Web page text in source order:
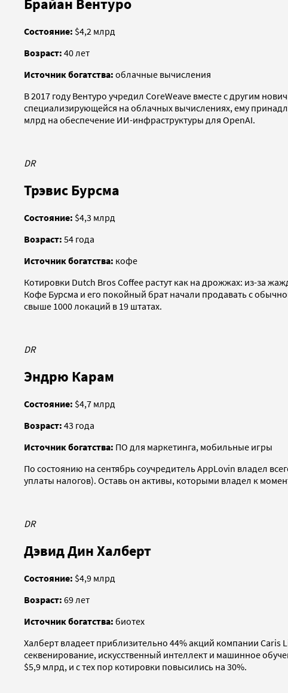
Брайан Вентуро
Состояние: $4,2 млрд
Возраст: 40 лет
Источник богатства: облачные вычисления
В 2017 году Вентуро учредил CoreWeave вместе с другим
специализирующейся на облачных вычислениях, ему
млрд на обеспечение ИИ-инфраструктуры для OpenAI.
DR
Трэвис Бурсма
Состояние: $4,3 млрд
Возраст: 54 года
Источник богатства: кофе
Котировки Dutch Bros Coffee растут как на дрожжах: из-за
Кофе Бурсма и его покойный брат начали продавать c
свыше 1000 локаций в 19 штатах.
DR
Эндрю Карам
Состояние: $4,7 млрд
Возраст: 43 года
Источник богатства: ПО для маркетинга, мобильные игры
По состоянию на сентябрь соучредитель AppLovin владел
уплаты налогов). Оставь он активы, которыми владел к
DR
Дэвид Дин Халберт
Состояние: $4,9 млрд
Возраст: 69 лет
Источник богатства: биотех
Халберт владеет приблизительно 44% акций компании Caris
секвенирование, искусственный интеллект и машинное
$5,9 млрд, и с тех пор котировки повысились на 30%.